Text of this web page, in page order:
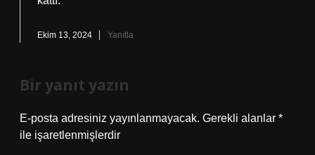
Ekim 13, 2024 Yanıtla
Bir yanıt yazın
E-posta adresiniz yayınlanmayacak. Gerekli alanlar *
ile işaretlenmişlerdir